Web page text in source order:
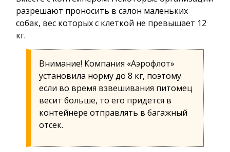
разрешают проносить в салон маленьких
собак, вес которых с клеткой не превышает 12
кг.
Внимание! Компания «Аэрофлот»
установила норму до 8 кг, поэтому
если во время взвешивания питомец
весит больше, то его придется в
контейнере отправлять в багажный
отсек.